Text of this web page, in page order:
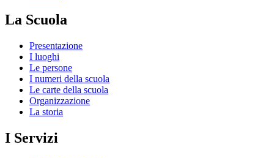
La Scuola
Presentazione
I luoghi
Le persone
I numeri della scuola
Le carte della scuola
Organizzazione
La storia
I Servizi